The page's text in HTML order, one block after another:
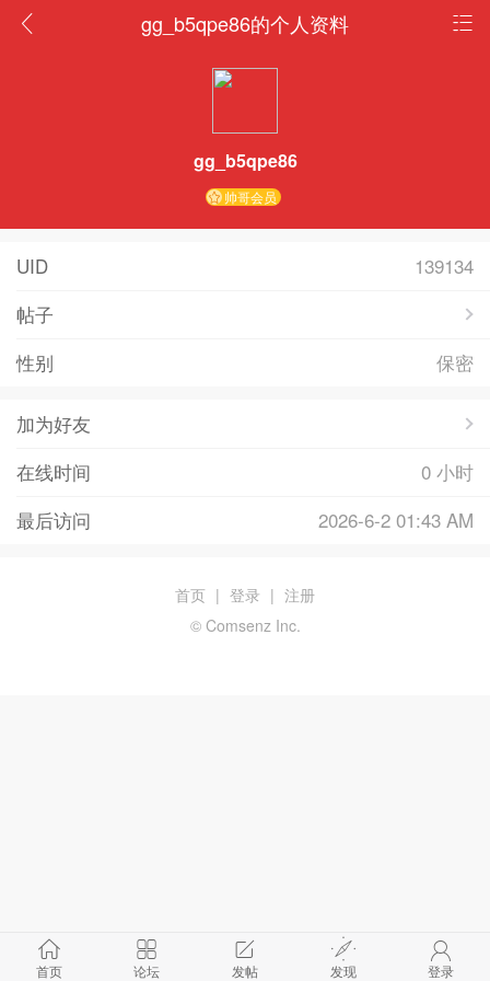
gg_b5qpe86的个人资料
gg_b5qpe86
帅哥会员
UID
139134
帖子
性别
保密
加为好友
在线时间
0 小时
最后访问
2026-6-2 01:43 AM
首页 论坛 发帖 发现 登录
首页 | 登录 | 注册
© Comsenz Inc.